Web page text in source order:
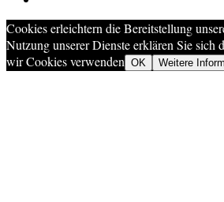
Cookies erleichtern die Bereitstellung
Nutzung unserer Dienste erklären Sie sich
wir Cookies verwenden OK Weitere